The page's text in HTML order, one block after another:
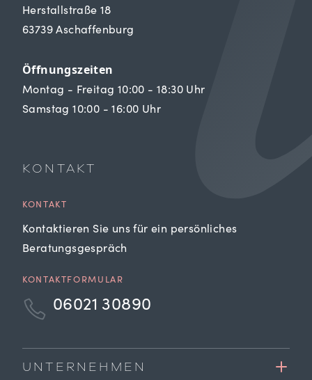
Herstallstraße 18
63739 Aschaffenburg
Öffnungszeiten
Montag - Freitag 10:00 - 18:30 Uhr
Samstag 10:00 - 16:00 Uhr
KONTAKT
KONTAKT
Kontaktieren Sie uns für ein persönliches
Beratungsgespräch
KONTAKTFORMULAR
06021 30890
UNTERNEHMEN